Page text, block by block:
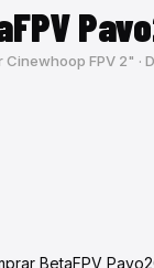
FPV 2" ·